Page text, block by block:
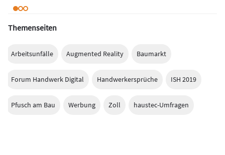
Themenseiten
Arbeitsunfälle Augmented Reality Baumarkt
Forum Handwerk Digital Handwerkersprüche ISH 2019
Pfusch am Bau Werbung Zoll haustec-Umfragen